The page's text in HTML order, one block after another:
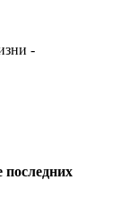
-
последних